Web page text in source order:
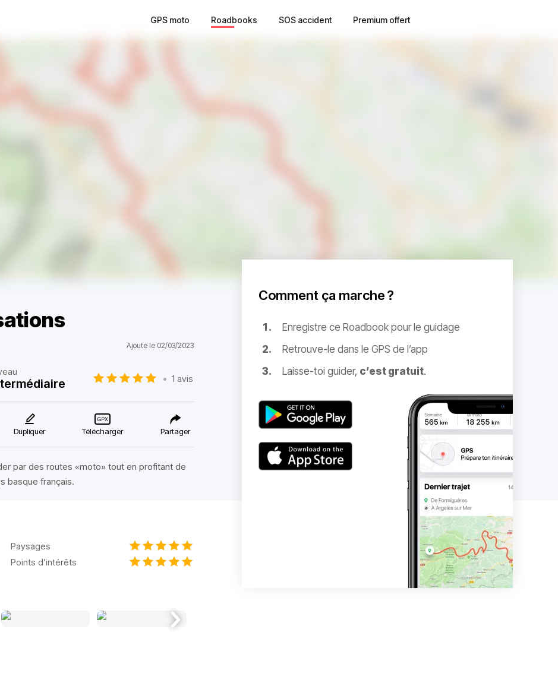
GPS moto Roadbooks SOS accident Premium offert
Ajouté le 02/03/2023
• 1 avis
Dupliquer Télécharger Partager
par des routes «moto» tout en profitant de
basque français.
Comment ça marche ?
Enregistre ce Roadbook pour le guidage
Retrouve-le dans le GPS de l’app
Laisse-toi guider, c’est gratuit.
Paysages
Points d’intérêts